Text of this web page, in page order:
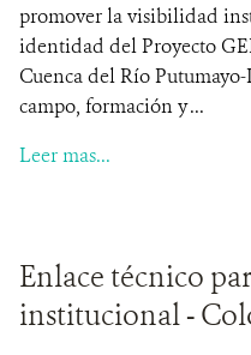
promover la visibilidad
identidad del Proyecto
Cuenca del Río
campo, formación y ...
Leer mas...
Enlace técnico
institucional -